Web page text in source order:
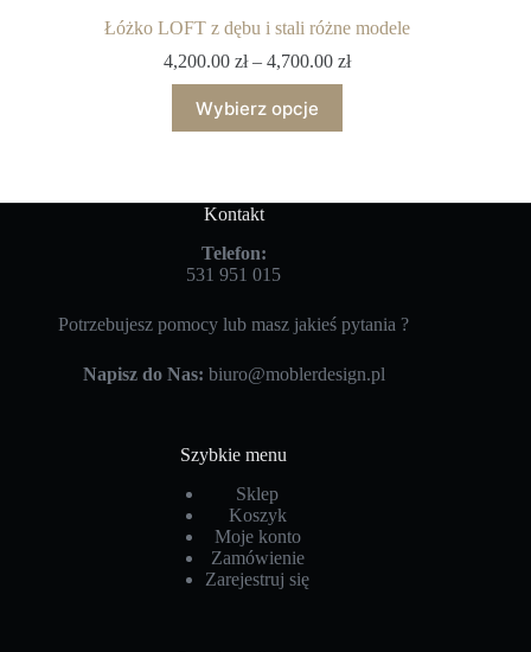
Łóżko LOFT z dębu i stali różne modele
4,200.00zł – 4,700.00zł
Wybierz opcje
Kontakt
Telefon:
531 951 015
Potrzebujesz pomocy lub masz jakieś pytania ?
Napisz do Nas: biuro@moblerdesign.pl
Szybkie menu
Sklep
Koszyk
Moje konto
Zamówienie
Zarejestruj się